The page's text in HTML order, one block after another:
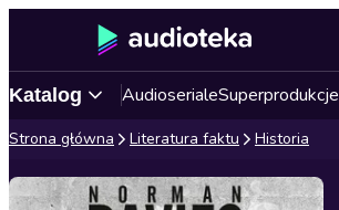
Katalog AudioserialeSuperprodukcje
Strona główna Literatura faktu Historia